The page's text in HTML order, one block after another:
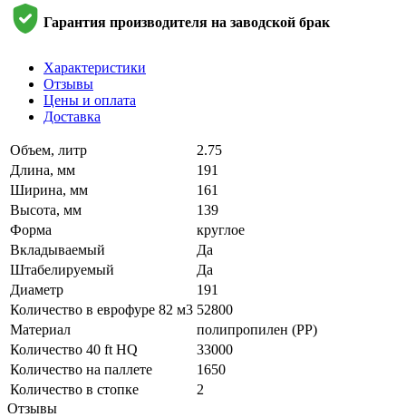
Гарантия производителя на заводской брак
Характеристики
Отзывы
Цены и оплата
Доставка
Объем, литр
2.75
Длина, мм
191
Ширина, мм
161
Высота, мм
139
Форма
круглое
Вкладываемый
Да
Штабелируемый
Да
Диаметр
191
Количество в еврофуре 82 м3 52800
Материал
полипропилен (PP)
Количество 40 ft HQ
33000
Количество на паллете
1650
Количество в стопке
2
Отзывы